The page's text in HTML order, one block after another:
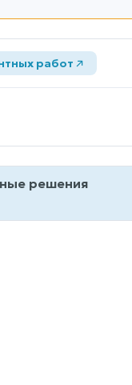
работ
решения